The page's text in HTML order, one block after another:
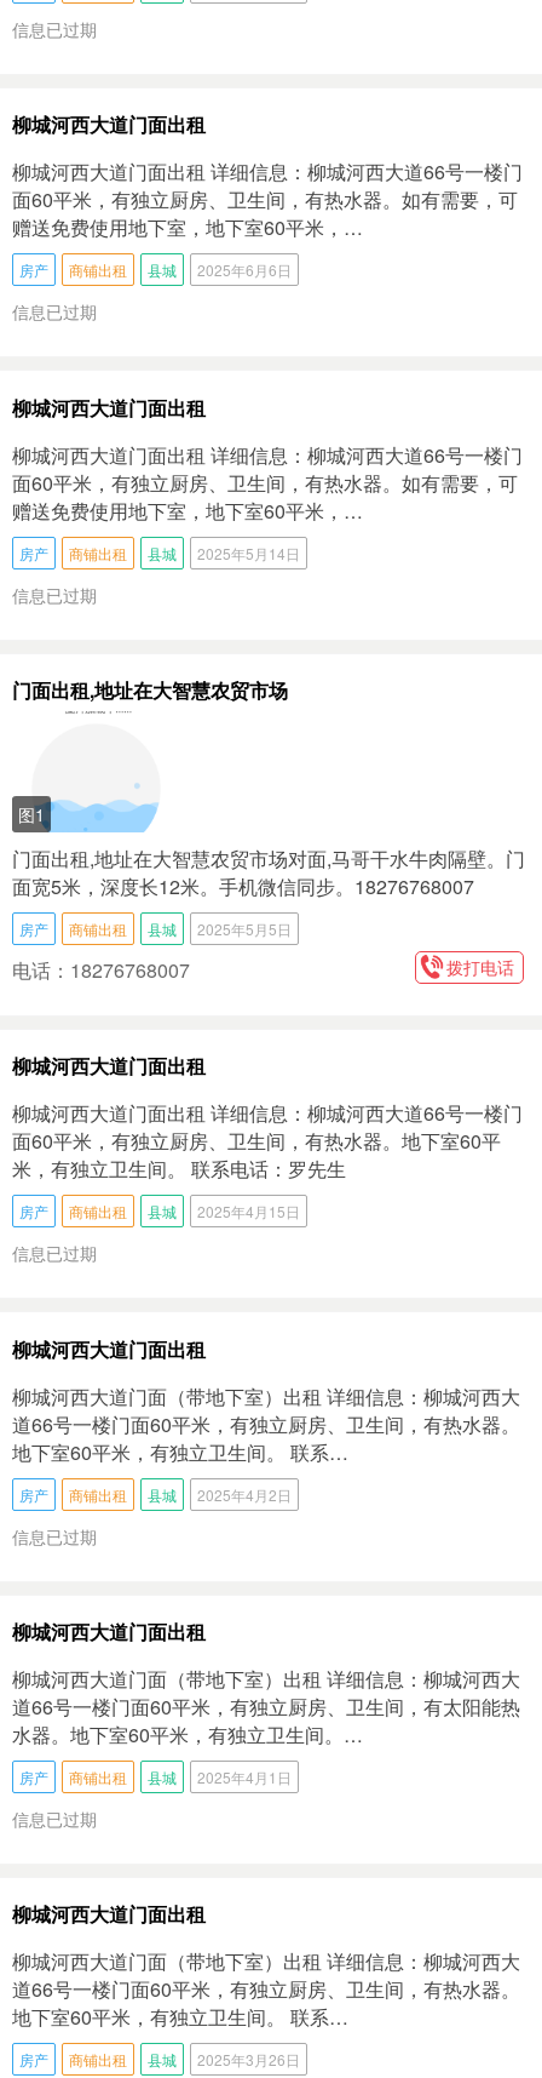
信息已过期
柳城河西大道门面出租
柳城河西大道门面出租 详细信息：柳城河西大道66号一楼门
面60平米，有独立厨房、卫生间，有热水器。如有需要，可
赠送免费使用地下室，地下室60平米，…
房产 商铺出租 县城 2025年6月6日
信息已过期
柳城河西大道门面出租
柳城河西大道门面出租 详细信息：柳城河西大道66号一楼门
面60平米，有独立厨房、卫生间，有热水器。如有需要，可
赠送免费使用地下室，地下室60平米，…
房产 商铺出租 县城 2025年5月14日
信息已过期
门面出租,地址在大智慧农贸市场
图1
门面出租,地址在大智慧农贸市场对面,马哥干水牛肉隔壁。门
面宽5米，深度长12米。手机微信同步。18276768007
房产 商铺出租 县城 2025年5月5日
电话：18276768007 拨打电话
柳城河西大道门面出租
柳城河西大道门面出租 详细信息：柳城河西大道66号一楼门
面60平米，有独立厨房、卫生间，有热水器。地下室60平
米，有独立卫生间。 联系电话：罗先生
房产 商铺出租 县城 2025年4月15日
信息已过期
柳城河西大道门面出租
柳城河西大道门面（带地下室）出租 详细信息：柳城河西大
道66号一楼门面60平米，有独立厨房、卫生间，有热水器。
地下室60平米，有独立卫生间。 联系…
房产 商铺出租 县城 2025年4月2日
信息已过期
柳城河西大道门面出租
柳城河西大道门面（带地下室）出租 详细信息：柳城河西大
道66号一楼门面60平米，有独立厨房、卫生间，有太阳能热
水器。地下室60平米，有独立卫生间。…
房产 商铺出租 县城 2025年4月1日
信息已过期
柳城河西大道门面出租
柳城河西大道门面（带地下室）出租 详细信息：柳城河西大
道66号一楼门面60平米，有独立厨房、卫生间，有热水器。
地下室60平米，有独立卫生间。 联系…
房产 商铺出租 县城 2025年3月26日